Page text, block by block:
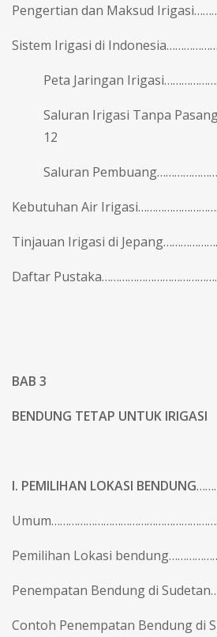
Pengertian dan Maksud
Sistem Irigasi di
Peta Jaringan
Saluran Irigasi Tanpa
12
Saluran
Kebutuhan Air
Tinjauan Irigasi di
Daftar
BAB 3
BENDUNG TETAP UNTUK IRIGASI
I. PEMILIHAN LOKASI BENDUNG
Pemilihan Lokasi
Penempatan Bendung di
Contoh Penempatan Bendung di